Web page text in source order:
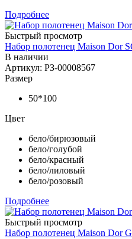
Подробнее
Быстрый просмотр
Набор полотенец Maison Dor
В наличии
Артикул: РЗ-00008567
Размер
50*100
Цвет
бело/бирюзовый
бело/голубой
бело/красный
бело/лиловый
бело/розовый
Подробнее
Быстрый просмотр
Набор полотенец Maison Dor